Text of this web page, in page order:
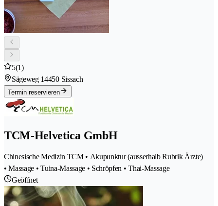
5(1)
Sägeweg 14450 Sissach
Termin reservieren
TCM-Helvetica GmbH
Chinesische Medizin TCM • Akupunktur (ausserhalb Rubrik Ärzte)
• Massage • Tuina-Massage • Schröpfen • Thai-Massage
Geöffnet